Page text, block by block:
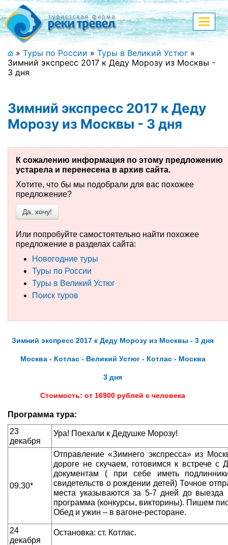
Меню
+7 (911) 182-44-68
Адрес офиса, контакты
Спецпредложения
Праздничные туры
Страны и направления
Туры по России
Автобусные туры
Круизы
Туристическая страховка
О компании
Отзывы
меню
» Туры по России » Туры в Великий Устюг »
Зимний экспресс 2017 к Деду Морозу из Москвы -
3 дня
Зимний экспресс 2017 к Деду
Морозу из Москвы - 3 дня
К сожалению информация по этому предложению
устарела и перенесена в архив сайта.
Хотите, что бы мы подобрали для вас похожее
предложение?
Да, хочу!
Или попробуйте самостоятельно найти похожее
предложение в разделах сайта:
Новогодние туры
Туры по России
Туры в Великий Устюг
Поиск туров
Зимний экспресс 2017 к Деду Морозу из Москвы - 3 дня
Москва - Котлас - Великий Устюг - Котлас - Москва
3 дня
Стоимость: от 16900 рублей с человека
Программа тура:
23
декабря
Ура! Поехали к Дедушке Морозу!
09.30*
Отправление «Зимнего экспресса» из
дороге не скучаем, готовимся к встрече
документам ( при себе иметь
свидетельств о рождении детей) Точное
места указываются за 5-7 дней до выезда
программа (конкурсы, викторины). Пишем
Обед и ужин – в вагоне-ресторане.
24
декабря
Остановка: ст. Котлас.